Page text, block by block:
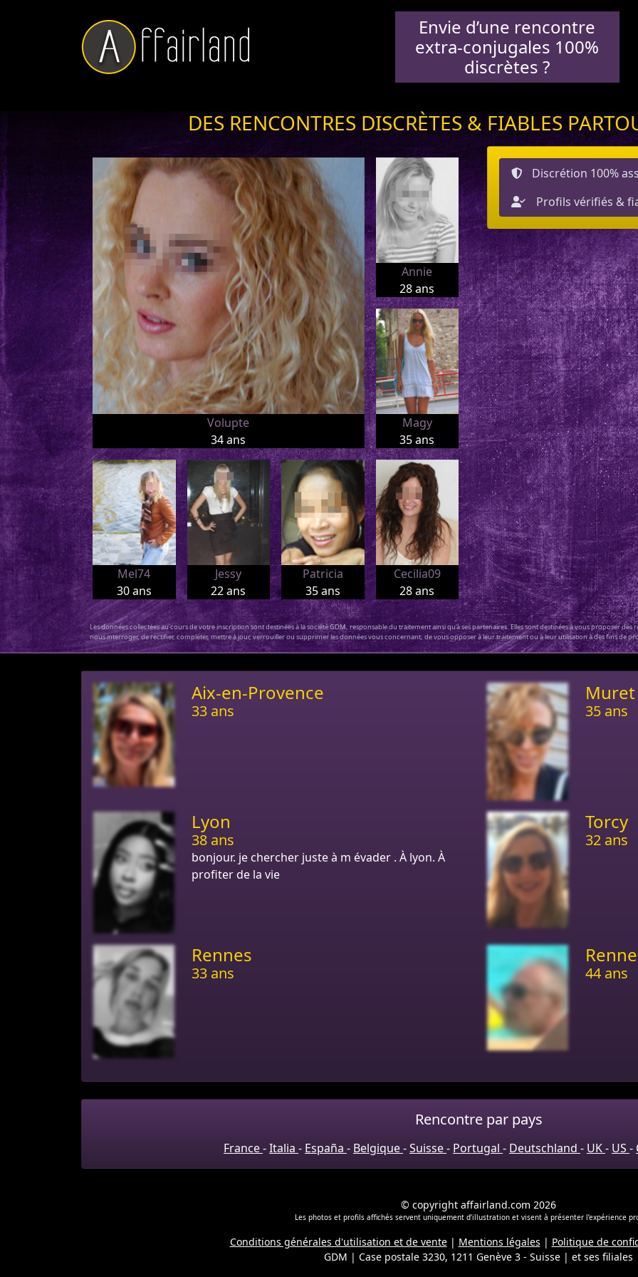
Envie d’une rencontre
extra-conjugales 100%
discrètes ?
DES RENCONTRES DISCRÈTES & FIABLES
Volupte
34 ans
Annie
28 ans
Magy
35 ans
Mel74
30 ans
Jessy
22 ans
Patricia
35 ans
Cecilia09
28 ans
Discrétion 100%
Profils vérifiés &
Les données collectées au cours de votre inscription sont destinées à la société GDM, responsable du traitement ainsi qu'à ses partenaires. Elles sont destinées à vous proposer
nous interroger, de rectifier, compléter, mettre à jour, verrouiller ou supprimer les données vous concernant, de vous opposer à leur traitement ou à leur utilisation à des fins de
Aix-en-Provence
33 ans
Muret
35 ans
Lyon
38 ans
bonjour. je chercher juste à m évader . À lyon. À
profiter de la vie
Torcy
32 ans
Rennes
33 ans 44 ans
Rencontre par pays
France-Italia - España - Belgique-Suisse- Portugal - Deutschland - UK- US -
© copyright affairland.com 2026
Les photos et profils affichés servent uniquement d’illustration et visent à présenter l’expérience
Conditions générales d'utilisation et de vente| Mentions légales | Politique de
GDM | Case postale 3230, 1211 Genève 3 - Suisse | et ses filiales